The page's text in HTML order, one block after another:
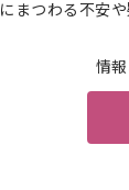
まつわる不安
情